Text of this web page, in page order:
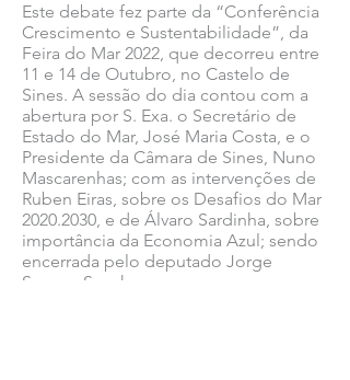
Este debate fez parte da “Conferência
Crescimento e Sustentabilidade”, da
Feira do Mar 2022, que decorreu entre
11 e 14 de Outubro, no Castelo de
Sines. A sessão do dia contou com a
abertura por S. Exa. o Secretário de
Estado do Mar, José Maria Costa, e o
Presidente da Câmara de Sines, Nuno
Mascarenhas; com as intervenções de
Ruben Eiras, sobre os Desafios do Mar
2020.2030, e de Álvaro Sardinha, sobre
importância da Economia Azul; sendo
encerrada pelo deputado Jorge
Seguro Sanches.